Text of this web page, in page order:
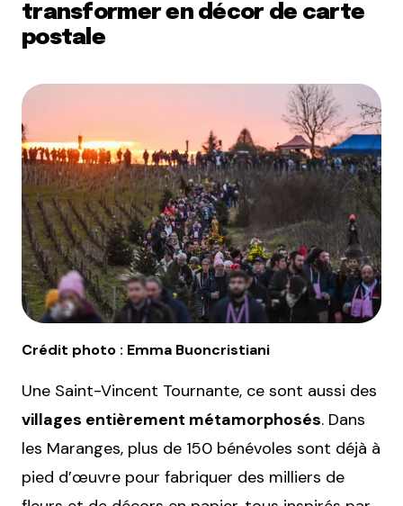
transformer en décor de carte
postale
Crédit photo : Emma Buoncristiani
Une Saint-Vincent Tournante, ce sont aussi des
villages entièrement métamorphosés. Dans
les Maranges, plus de 150 bénévoles sont déjà à
pied d’œuvre pour fabriquer des milliers de